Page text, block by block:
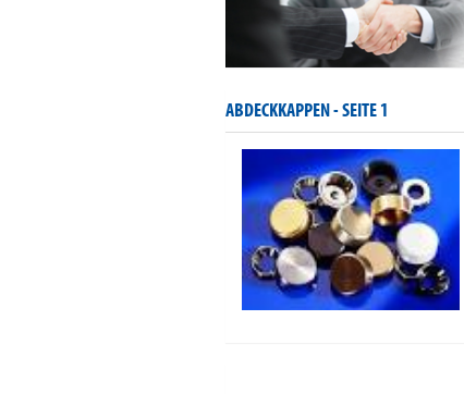
ABDECKKAPPEN -SEITE 1